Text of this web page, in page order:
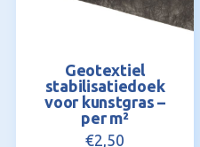
Geotextiel
stabilisatiedoek
voor kunstgras –
per m²
€2,50